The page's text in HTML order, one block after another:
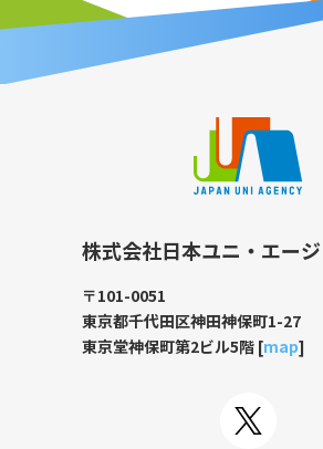
株式会社日本ユニ・エー
〒101-0051
東京都千代田区神田神保町1-27
東京堂神保町第2ビル5階 [map]